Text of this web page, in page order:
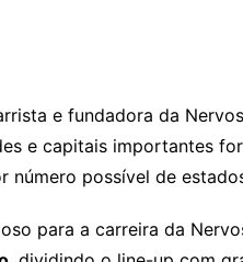
e fundadora da
e capitais importantes
possível de
para a carreira da